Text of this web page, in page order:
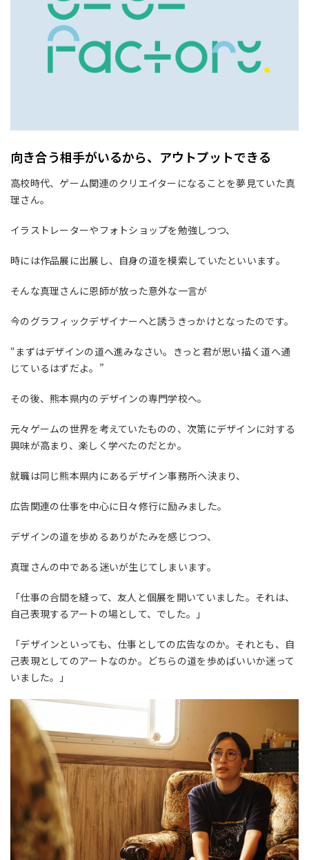
向き合う相手がいるから、アウトプットできる
高校時代、ゲーム関連のクリエイターになることを夢見ていた真
理さん。
イラストレーターやフォトショップを勉強しつつ、
時には作品展に出展し、自身の道を模索していたといいます。
そんな真理さんに恩師が放った意外な一言が
今のグラフィックデザイナーへと誘うきっかけとなったのです。
“まずはデザインの道へ進みなさい。きっと君が思い描く道へ通
じているはずだよ。”
その後、熊本県内のデザインの専門学校へ。
元々ゲームの世界を考えていたものの、次第にデザインに対する
興味が高まり、楽しく学べたのだとか。
就職は同じ熊本県内にあるデザイン事務所へ決まり、
広告関連の仕事を中心に日々修行に励みました。
デザインの道を歩めるありがたみを感じつつ、
真理さんの中である迷いが生じてしまいます。
「仕事の合間を縫って、友人と個展を開いていました。それは、
自己表現するアートの場として、でした。」
「デザインといっても、仕事としての広告なのか。それとも、自
己表現としてのアートなのか。どちらの道を歩めばいいか迷って
いました。」